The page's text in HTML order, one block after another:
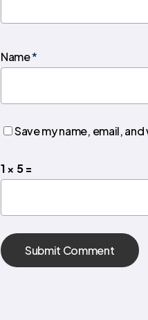
Name*
Save my name, email,
1 × 5 =